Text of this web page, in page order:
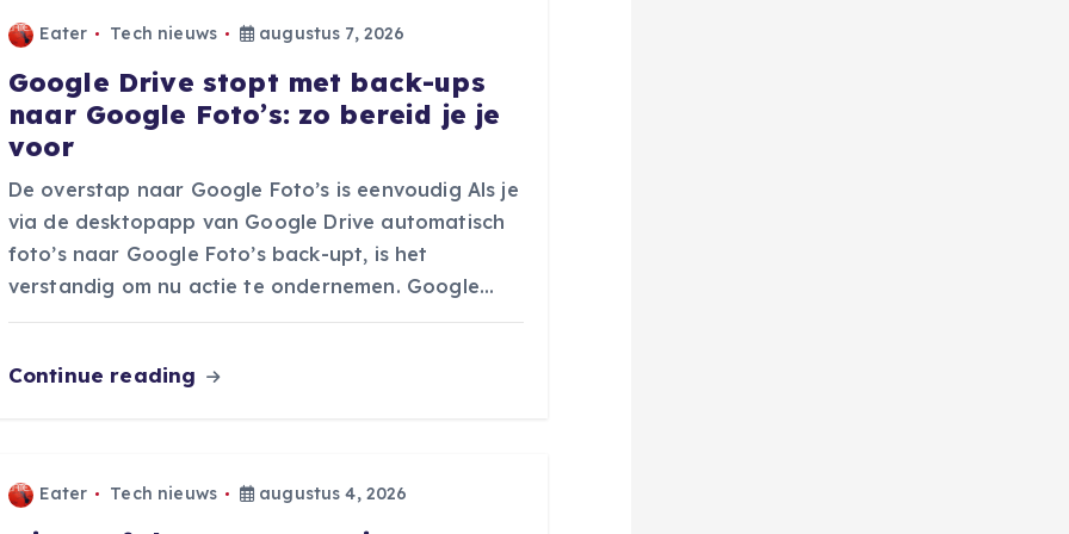
Eater Tech nieuws augustus 7, 2026
Google Drive stopt met back-ups
naar Google Foto’s: zo bereid je je
voor
De overstap naar Google Foto’s is eenvoudig Als je
via de desktopapp van Google Drive automatisch
foto’s naar Google Foto’s back-upt, is het
verstandig om nu actie te ondernemen. Google…
Continue reading
Eater Tech nieuws augustus 4, 2026